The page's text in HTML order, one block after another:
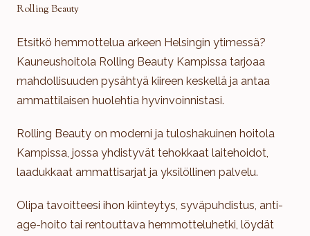
Rolling Beauty
Etsitkö hemmottelua arkeen Helsingin ytimessä?
Kauneushoitola Rolling Beauty Kampissa tarjoaa
mahdollisuuden pysähtyä kiireen keskellä ja antaa
ammattilaisen huolehtia hyvinvoinnistasi.
Rolling Beauty on moderni ja tuloshakuinen hoitola
Kampissa, jossa yhdistyvät tehokkaat laitehoidot,
laadukkaat ammattisarjat ja yksilöllinen palvelu.
Olipa tavoitteesi ihon kiinteytys, syväpuhdistus, anti-
age-hoito tai rentouttava hemmotteluhetki, löydät